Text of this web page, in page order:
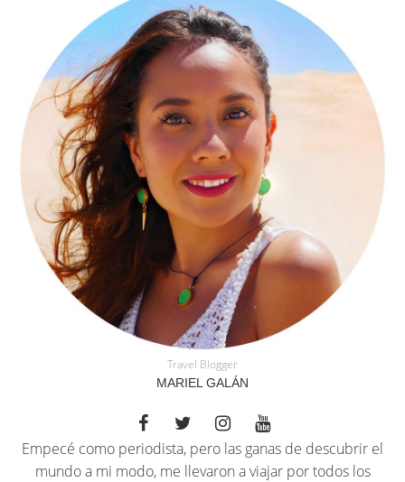
Travel Blogger
MARIEL GALÁN
Empecé como periodista, pero las ganas de descubrir el
mundo a mi modo, me llevaron a viajar por todos los